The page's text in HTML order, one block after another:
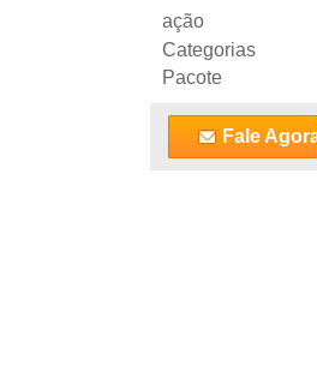
ação
Categorias
Pacote
Fale